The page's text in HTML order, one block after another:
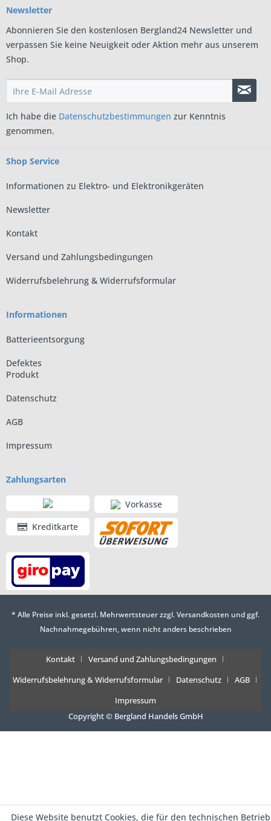
Newsletter
Abonnieren Sie den kostenlosen Bergland24 Newsletter und
verpassen Sie keine Neuigkeit oder Aktion mehr aus unserem
Shop.
Ich habe die Datenschutzbestimmungen zur Kenntnis
genommen.
Shop Service
Informationen zu Elektro- und Elektronikgeräten
Newsletter
Kontakt
Versand und Zahlungsbedingungen
Widerrufsbelehrung & Widerrufsformular
Informationen
Batterieentsorgung
Defektes
Produkt
Datenschutz
AGB
Impressum
Zahlungsarten
Vorkasse
Kreditkarte
* Alle Preise inkl. gesetzl. Mehrwertsteuer zzgl.Versandkosten und ggf.
Nachnahmegebühren, wenn nicht anders beschrieben
Kontakt
Versand und Zahlungsbedingungen
Widerrufsbelehrung & Widerrufsformular
Datenschutz
AGB
Impressum
Copyright © Bergland Handels GmbH
Diese Website benutzt Cookies, die für den technischen Betrieb